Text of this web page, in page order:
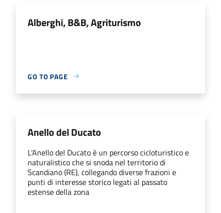
Alberghi, B&B, Agriturismo
GO TO PAGE
Anello del Ducato
L'Anello del Ducato è un percorso cicloturistico e
naturalistico che si snoda nel territorio di
Scandiano (RE), collegando diverse frazioni e
punti di interesse storico legati al passato
estense della zona